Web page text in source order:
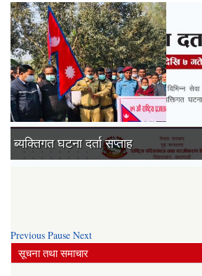
Previous Pause Next
सूचना तथा समाचार